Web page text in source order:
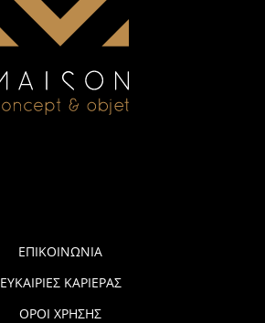
ΕΠΙΚΟΙΝΩΝΙΑ
ΕΥΚΑΙΡΙΕΣ ΚΑΡΙΕΡΑΣ
ΟΡΟΙ ΧΡΗΣΗΣ